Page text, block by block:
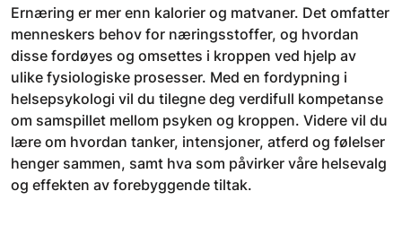
Ernæring er mer enn kalorier og matvaner. Det omfatter
menneskers behov for næringsstoffer, og hvordan
disse fordøyes og omsettes i kroppen ved hjelp av
ulike fysiologiske prosesser. Med en fordypning i
helsepsykologi vil du tilegne deg verdifull kompetanse
om samspillet mellom psyken og kroppen. Videre vil du
lære om hvordan tanker, intensjoner, atferd og følelser
henger sammen, samt hva som påvirker våre helsevalg
og effekten av forebyggende tiltak.